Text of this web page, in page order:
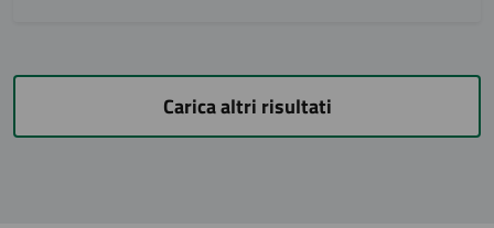
Carica altri risultati